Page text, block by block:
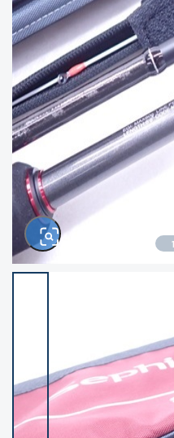
イシグロ高林
イシグロ三河
イシグロ岡崎
イシグロ半田
イシグロ岡崎
イシグロ焼津
イシグロ沼津
イシグロ富士
イシグロ御
イシグロ伊東
悪
1